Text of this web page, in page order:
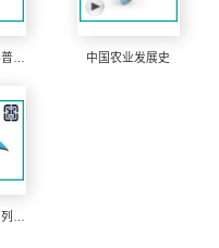
中国农业发展史